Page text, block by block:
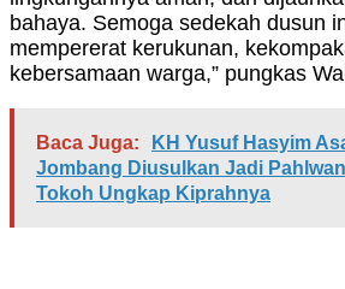
bahaya. Semoga sedekah dusun
mempererat kerukunan,
kebersamaan warga,” pungkas
Baca Juga:
KH Yusuf Hasyim
Jombang Diusulkan Jadi
Tokoh Ungkap Kiprahnya